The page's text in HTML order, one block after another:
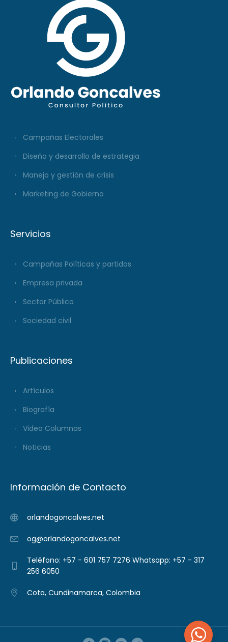
Campañas Electorales
Diseño y desarrollo de estrategia
Manejo y gestión de crisis
Marketing de Gobierno
Servicios
Campañas Políticas y partidos
Empresa privada
Sector Público
Sociedad civil
Publicaciones
Artículos
Biografía
Video Columnas
Noticias
Información de Contacto
orlandogoncalves.net
og@orlandogoncalves.net
Teléfono: +57 - 601 757 7276 Whatsapp: +57 - 317
256 6050
Cota, Cundinamarca, Colombia